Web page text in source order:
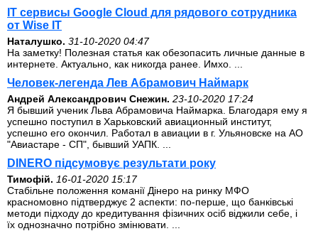
IT сервисы Google Cloud для рядового сотрудника
от Wise IT
Наталушко. 31-10-2020 04:47
На заметку! Полезная статья как обезопасить личные данные в
интернете. Актуально, как никогда ранее. Имхо. ...
Человек-легенда Лев Абрамович Наймарк
Андрей Александрович Снежин. 23-10-2020 17:24
Я бывший ученик Льва Абрамовича Наймарка. Благодаря ему я
успешно поступил в Харьковский авиационный институт,
успешно его окончил. Работал в авиации в г. Ульяновске на АО
"Авиастаре - СП", бывший УАПК. ...
DINERO підсумовує результати року
Тимофій. 16-01-2020 15:17
Стабільне положення команії Дінеро на ринку МФО
красномовно підтверджує 2 аспекти: по-перше, що банківські
методи підходу до кредитування фізичних осіб віджили себе, і
їх однозначно потрібно змінювати. ...